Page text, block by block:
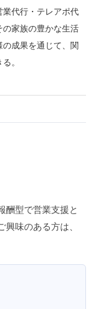
代行・テレアポ代
家族の豊かな生活
成果を通じて、関
。
酬型で営業支援と
味のある方は、